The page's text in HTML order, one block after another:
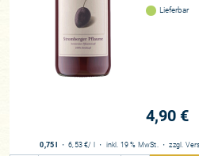
Lieferbar
4,90 €
0,75 l ・6,53 €/ l ・ inkl. 19 % MwSt. ・zzgl.